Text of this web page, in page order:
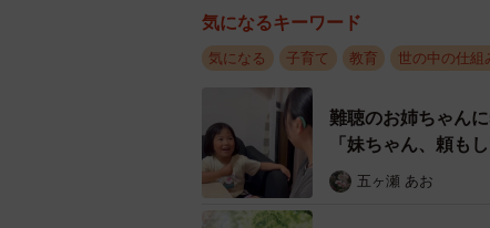
戸惑う新任教師を支えてくれた
「1年目に背負わせる荷物と
@hinorie555さんによると、教員1
関係、保護者対応、クラス運営の
気になるキーワード
気になる 子育て 教育 世の中の仕組
難聴のお姉ちゃん
「妹ちゃん、頼も
五ヶ瀬 あお